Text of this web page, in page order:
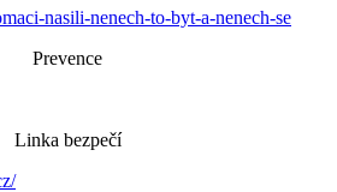
nasili-nenech-to-byt-a-nenech-se
Prevence
Linka bezpečí